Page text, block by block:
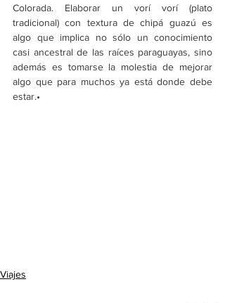
Colorada. Elaborar un vorí vorí (plato
tradicional) con textura de chipá guazú es
algo que implica no sólo un conocimiento
casi ancestral de las raíces paraguayas, sino
además es tomarse la molestia de mejorar
algo que para muchos ya está donde debe
estar.•
Viajes